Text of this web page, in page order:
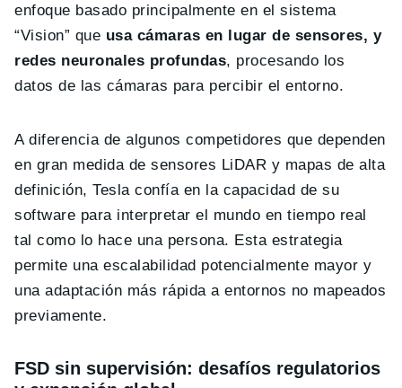
enfoque basado principalmente en el sistema
“Vision” que usa cámaras en lugar de sensores, y
redes neuronales profundas, procesando los
datos de las cámaras para percibir el entorno.
A diferencia de algunos competidores que dependen
en gran medida de sensores LiDAR y mapas de alta
definición, Tesla confía en la capacidad de su
software para interpretar el mundo en tiempo real
tal como lo hace una persona. Esta estrategia
permite una escalabilidad potencialmente mayor y
una adaptación más rápida a entornos no mapeados
previamente.
FSD sin supervisión: desafíos regulatorios